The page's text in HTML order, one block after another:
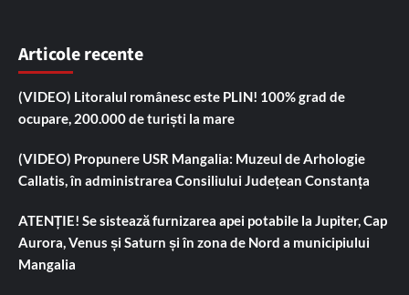
Articole recente
(VIDEO) Litoralul românesc este PLIN! 100% grad de
ocupare, 200.000 de turiști la mare
(VIDEO) Propunere USR Mangalia: Muzeul de Arhologie
Callatis, în administrarea Consiliului Județean Constanța
ATENȚIE! Se sistează furnizarea apei potabile la Jupiter, Cap
Aurora, Venus și Saturn și în zona de Nord a municipiului
Mangalia